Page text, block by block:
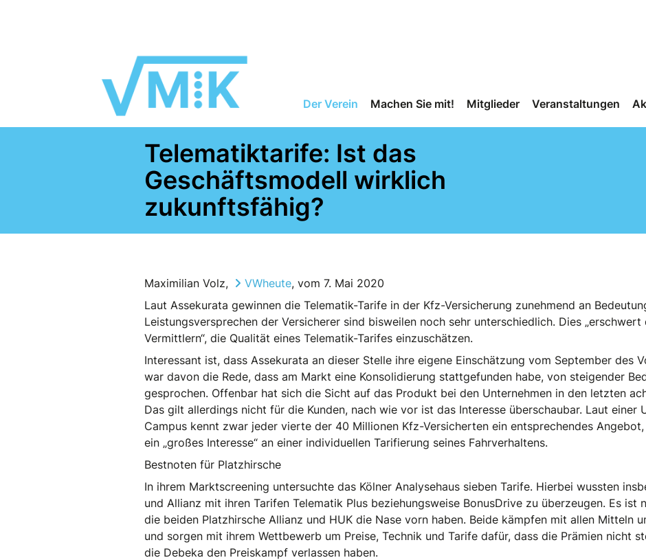
Der Verein Machen Sie mit! Mitglieder Veranstaltungen
Telematiktarife: Ist das
Geschäftsmodell wirklich
zukunftsfähig?
Maximilian Volz, VWheute, vom 7. Mai 2020
Laut Assekurata gewinnen die Telematik-Tarife in der Kfz-Versicherung zunehmend an
Leistungsversprechen der Versicherer sind bisweilen noch sehr unterschiedlich. Dies „erschwert
Vermittlern“, die Qualität eines Telematik-Tarifes einzuschätzen.
Interessant ist, dass Assekurata an dieser Stelle ihre eigene Einschätzung vom September des
war davon die Rede, dass am Markt eine Konsolidierung stattgefunden habe, von steigender
gesprochen. Offenbar hat sich die Sicht auf das Produkt bei den Unternehmen in den letzten
Das gilt allerdings nicht für die Kunden, nach wie vor ist das Interesse überschaubar. Laut einer
Campus kennt zwar jeder vierte der 40 Millionen Kfz-Versicherten ein entsprechendes
ein „großes Interesse“ an einer individuellen Tarifierung seines Fahrverhaltens.
Bestnoten für Platzhirsche
In ihrem Marktscreening untersuchte das Kölner Analysehaus sieben Tarife. Hierbei wussten
und Allianz mit ihren Tarifen Telematik Plus beziehungsweise BonusDrive zu überzeugen. Es ist
die beiden Platzhirsche Allianz und HUK die Nase vorn haben. Beide kämpfen mit allen Mitteln
und sorgen mit ihrem Wettbewerb um Preise, Technik und Tarife dafür, dass die Prämien nicht
die Debeka den Preiskampf verlassen haben.